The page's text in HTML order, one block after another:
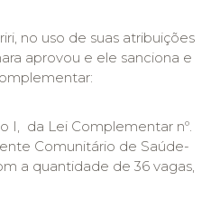
no uso de suas atribuições
aprovou e ele sanciona e
I, da Lei Complementar nº.
Comunitário de Saúde-
a quantidade de 36 vagas,